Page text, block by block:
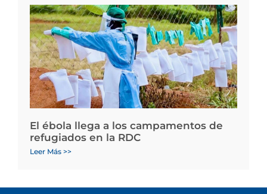
El ébola llega a los campamentos de
refugiados en la RDC
Leer Más >>